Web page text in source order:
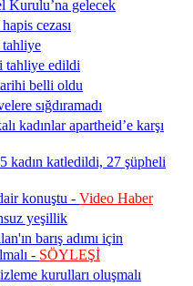
Kurulu’na gelecek
cezası
tahliye
tahliye edildi
belli oldu
sığdıramadı
kadınlar apartheid’e karşı
kadın katledildi, 27 şüpheli
konuştu - Video Haber
yeşillik
barış adımı için
- SÖYLEŞİ
kurulları oluşmalı